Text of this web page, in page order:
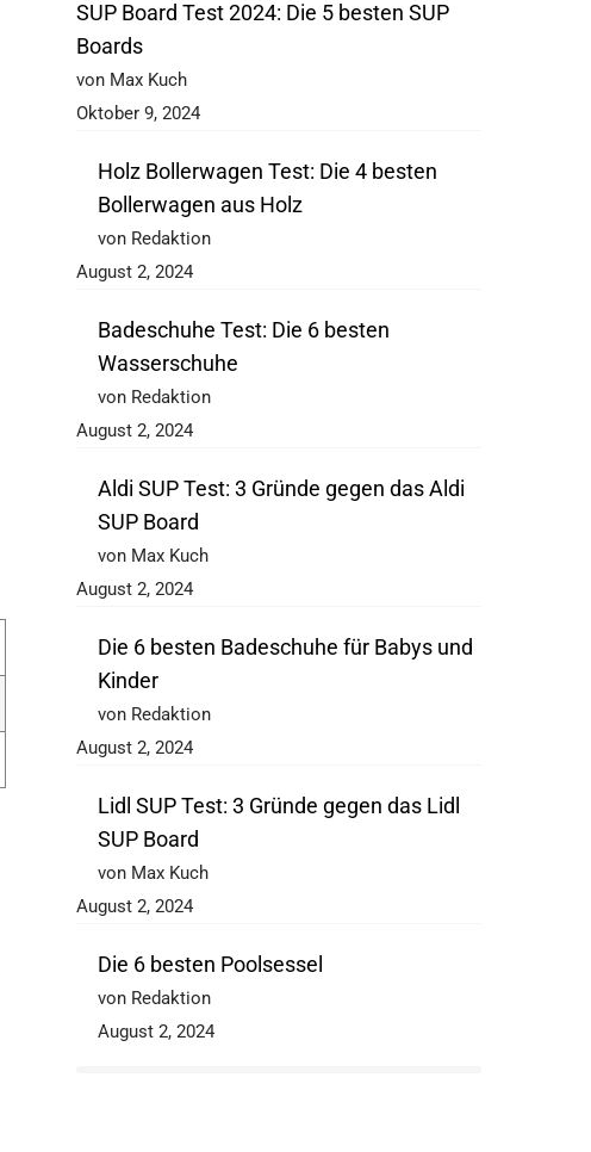
SUP Board Test 2024: Die 5 besten SUP
Boards
von Max Kuch
Oktober 9, 2024
Holz Bollerwagen Test: Die 4 besten
Bollerwagen aus Holz
von Redaktion
August 2, 2024
Badeschuhe Test: Die 6 besten
Wasserschuhe
von Redaktion
August 2, 2024
Aldi SUP Test: 3 Gründe gegen das Aldi
SUP Board
von Max Kuch
August 2, 2024
Die 6 besten Badeschuhe für Babys und
Kinder
von Redaktion
August 2, 2024
Lidl SUP Test: 3 Gründe gegen das Lidl
SUP Board
von Max Kuch
August 2, 2024
Die 6 besten Poolsessel
von Redaktion
August 2, 2024